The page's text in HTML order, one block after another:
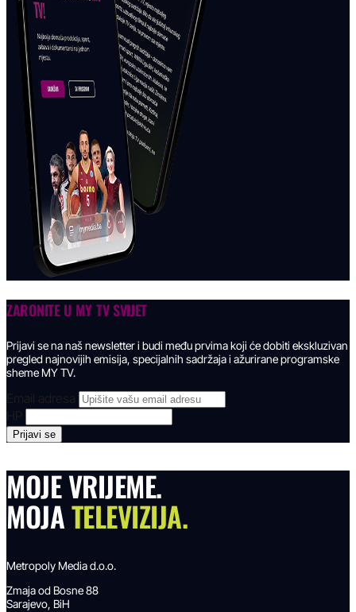
ZARONITE U MY TV SVIJET
Prijavi se na naš newsletter i budi među prvima koji će dobiti ekskluzivan
pregled najnovijih emisija, specijalnih sadržaja i ažurirane programske
sheme MY TV.
Email adresa
MOJE VRIJEME.
MOJATELEVIZIJA.
Metropoly Media d.o.o.
Zmaja od Bosne 88
Sarajevo, BiH